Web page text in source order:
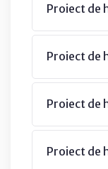
Proiect de
Proiect de
Proiect de
Proiect de